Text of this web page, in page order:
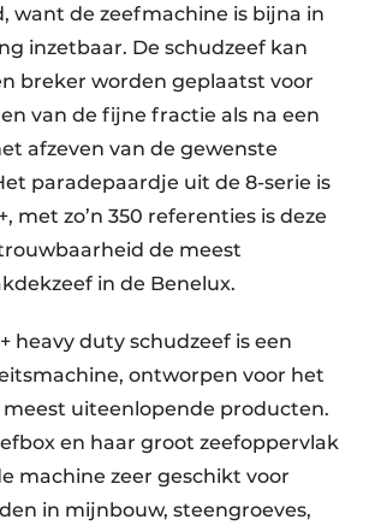
want de zeefmachine is bijna in
inzetbaar. De schudzeef kan
breker worden geplaatst voor
van de fijne fractie als na een
afzeven van de gewenste
paradepaardje uit de 8-serie is
met zo’n 350 referenties is deze
de meest
in de Benelux.
heavy duty schudzeef is een
ontworpen voor het
meest uiteenlopende producten.
en haar groot zeefoppervlak
machine zeer geschikt voor
in mijnbouw, steengroeves,